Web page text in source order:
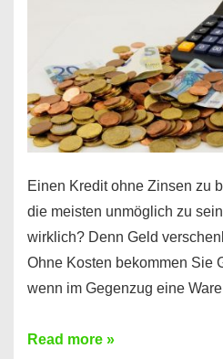
erfahren
Sie
es
Einen Kredit ohne Zinsen zu
die meisten unmöglich zu
wirklich? Denn Geld
Ohne Kosten bekommen Sie
wenn im Gegenzug eine
Einen
Read more »